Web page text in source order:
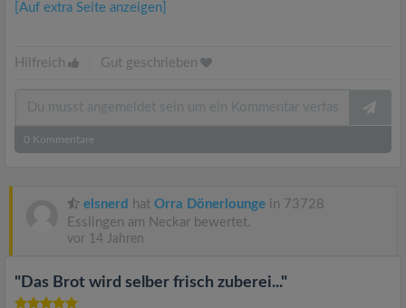
[Auf extra Seite anzeigen]
Hilfreich Gut geschrieben
0 Kommentare
elsnerd hat Orra Dönerlounge in 73728
Esslingen am Neckar bewertet.
vor 14 Jahren
"Das Brot wird selber frisch zuberei..."